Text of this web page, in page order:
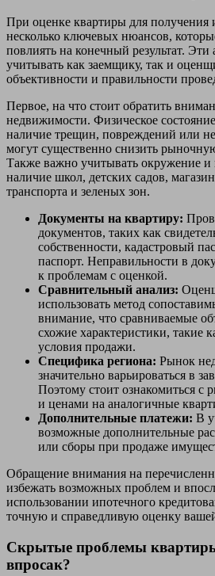
При оценке квартиры для получения
несколько ключевых нюансов,
повлиять на конечный результат.
учитывать как заемщику, так и
объективности и правильности
Первое, на что стоит обратить
недвижимости. Физическое
наличие трещин, повреждений или
могут существенно снизить
Также важно учитывать окружение и
наличие школ, детских садов,
транспорта и зеленых зон.
Документы на квартиру:
документов, таких как
собственности, кадастровый
паспорт. Неправильности в
к проблемам с оценкой.
Сравнительный анализ:
использовать метод
внимание, что сравниваемые
схожие характеристики, такие
условия продажи.
Специфика региона: Рынок
значительно варьироваться в
Поэтому стоит ознакомиться
и ценами на аналогичные
Дополнительные платежи: В
возможные дополнительные
или сборы при продаже
Обращение внимания на
избежать возможных проблем и
использовании ипотечного
точную и справедливую оценку
Скрытые проблемы
впросак?